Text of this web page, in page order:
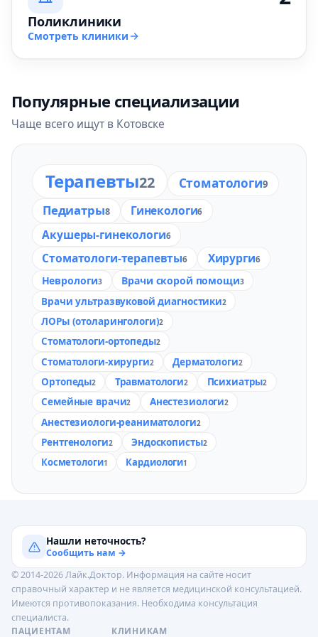
Поликлиники
Смотреть клиники
Популярные специализации
Чаще всего ищут в Котовске
Терапевты22 Стоматологи9
Педиатры8 Гинекологи6
Акушеры-гинекологи6
Стоматологи-терапевты6 Хирурги6
Неврологи3 Врачи скорой помощи3
Врачи ультразвуковой диагностики2
ЛОРы (отоларингологи)2
Стоматологи-ортопеды2
Стоматологи-хирурги2 Дерматологи2
Ортопеды2 Травматологи2 Психиатры2
Семейные врачи2 Анестезиологи2
Анестезиологи-реаниматологи2
Рентгенологи2 Эндоскописты2
Косметологи1 Кардиологи1
Нашли неточность?
Сообщить нам →
© 2014-2026 Лайк.Доктор. Информация на сайте носит
справочный характер и не является медицинской консультацией.
Имеются противопоказания. Необходима консультация
специалиста.
ПАЦИЕНТАМ
КЛИНИКАМ